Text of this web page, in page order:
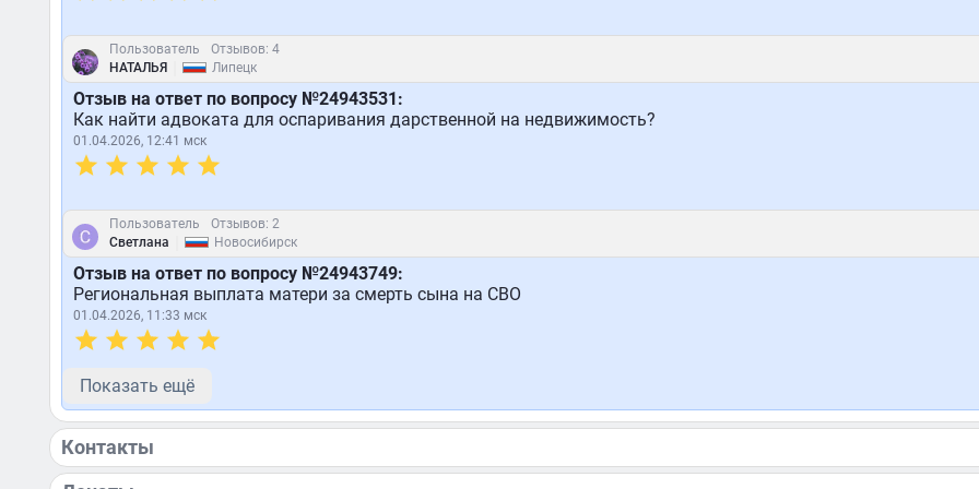
Пользователь
Отзывов: 4
НАТАЛЬЯ
Липецк
Отзыв на ответ по вопросу №24943531:
Как найти адвоката для оспаривания дарственной на недвижимость?
01.04.2026, 12:41 мск
Пользователь
Отзывов: 2
Светлана
Новосибирск
Отзыв на ответ по вопросу №24943749:
Региональная выплата матери за смерть сына на СВО
01.04.2026, 11:33 мск
Показать ещё
Контакты